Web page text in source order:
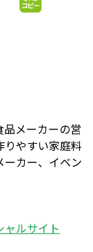
メーカーの営
やすい家庭料
カー、イベン
ャルサイト